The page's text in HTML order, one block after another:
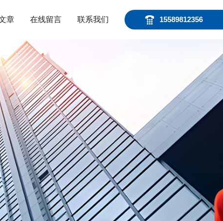
15589812356
章 在线留言 联系我们